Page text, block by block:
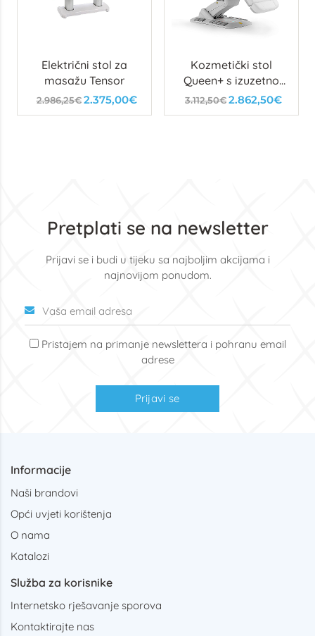
Električni stol za
masažu Tensor
2.986,25€ 2.375,00€
Kozmetički stol
Queen+ s izuzetno
mekanom ispunom
3.112,50€2.862,50€
Pretplati se na newsletter
Prijavi se i budi u tijeku sa najboljim akcijama i
najnovijom ponudom.
Pristajem na primanje newslettera i pohranu email
adrese
Prijavi se
Informacije
Naši brandovi
Opći uvjeti korištenja
O nama
Katalozi
Služba za korisnike
Internetsko rješavanje sporova
Kontaktirajte nas